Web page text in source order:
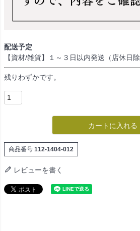
配送予定
【資材/雑貨】１～３日以内発送（店休日除
残りわずかです。
カートに入れる
商品番号 112-1404-012
レビューを書く